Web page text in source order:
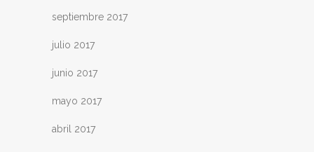
septiembre 2017
julio 2017
junio 2017
mayo 2017
abril 2017